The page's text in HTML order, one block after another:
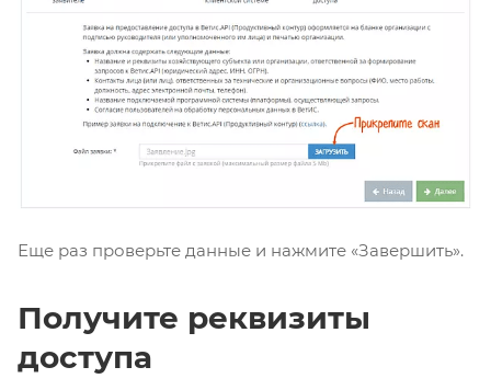
Еще раз проверьте данные и нажмите «Завершить».
Получите реквизиты
доступа